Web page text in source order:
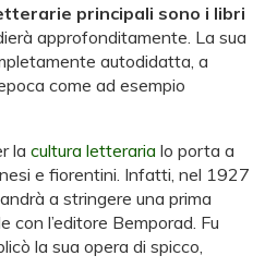
principali sono i libri
approfonditamente. La sua
autodidatta, a
come ad esempio
la cultura letteraria lo porta a
e fiorentini. Infatti, nel 1927
a stringere una prima
con l’editore Bemporad. Fu
la sua opera di spicco,